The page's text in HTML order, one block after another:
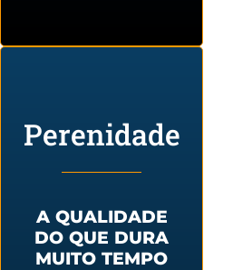
Perenidade
A QUALIDADE
DO QUE DURA
MUITO TEMPO